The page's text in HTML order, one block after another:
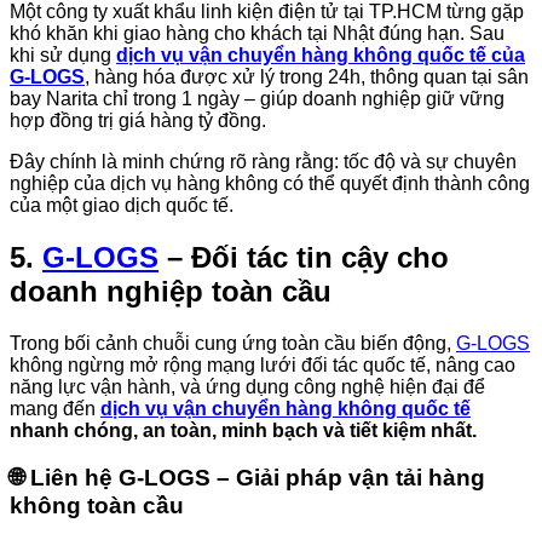
Một công ty xuất khẩu linh kiện điện tử tại TP.HCM từng gặp
khó khăn khi giao hàng cho khách tại Nhật đúng hạn. Sau
khi sử dụng dịch vụ vận chuyển hàng không quốc tế của
G-LOGS, hàng hóa được xử lý trong 24h, thông quan tại sân
bay Narita chỉ trong 1 ngày – giúp doanh nghiệp giữ vững
hợp đồng trị giá hàng tỷ đồng.
Đây chính là minh chứng rõ ràng rằng: tốc độ và sự chuyên
nghiệp của dịch vụ hàng không có thể quyết định thành công
của một giao dịch quốc tế.
5. G-LOGS – Đối tác tin cậy cho
doanh nghiệp toàn cầu
Trong bối cảnh chuỗi cung ứng toàn cầu biến động, G-LOGS
không ngừng mở rộng mạng lưới đối tác quốc tế, nâng cao
năng lực vận hành, và ứng dụng công nghệ hiện đại để
mang đến dịch vụ vận chuyển hàng không quốc tế
nhanh chóng, an toàn, minh bạch và tiết kiệm nhất.
🌐 Liên hệ G-LOGS – Giải pháp vận tải hàng
không toàn cầu